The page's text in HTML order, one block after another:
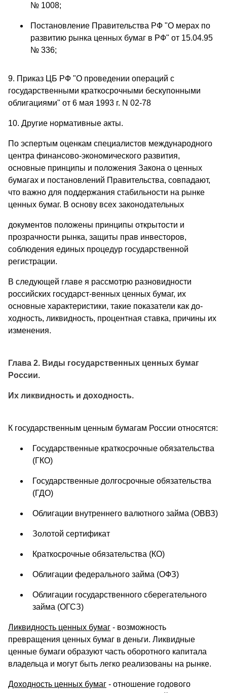
№ 1008;
Постановление Правительства РФ "О мерах по
развитию рынка ценных бумаг в РФ" от 15.04.95
№ 336;
9. Приказ ЦБ РФ "О проведении операций с
государственными краткосрочными бескупонными
облигациями" от 6 мая 1993 г. N 02-78
10. Другие нормативные акты.
По эспертым оценкам специалистов международного
центра финансово-экономического развития,
основные принципы и положения Закона о ценных
бумагах и постановлений Правительства, совпадают,
что важно для поддержания стабильности на рынке
ценных бумаг. В основу всех законодательных
документов положены принципы открытости и
прозрачности рынка, защиты прав инвесторов,
соблюдения единых процедур государственной
регистрации.
В следующей главе я рассмотрю разновидности
российских государст-венных ценных бумаг, их
основные характеристики, такие показатели как до-
ходность, ликвидность, процентная ставка, причины их
изменения.
Глава 2. Виды государственных ценных бумаг
России.
Их ликвидность и доходность.
К государственным ценным бумагам России относятся:
Государственные краткосрочные обязательства
(ГКО)
Государственные долгосрочные обязательства
(ГДО)
Облигации внутреннего валютного займа (ОВВЗ)
Золотой сертификат
Краткосрочные обязательства (КО)
Облигации федерального займа (ОФЗ)
Облигации государственного сберегательного
займа (ОГСЗ)
Ликвидность ценных бумаг - возможность
превращения ценных бумаг в деньги. Ликвидные
ценные бумаги образуют часть оборотного капитала
владельца и могут быть легко реализованы на рынке.
Доходность ценных бумаг - отношение годового